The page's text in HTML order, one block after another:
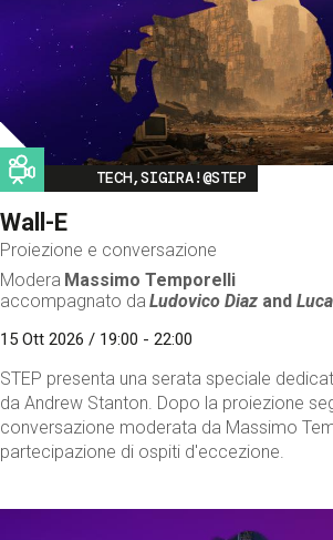
Image
TECH,SIGIRA!@STEP
Wall-E
Proiezione e conversazione
Modera Massimo Temporelli
accompagnato da Ludovico Diaz and
15 Ott 2026 / 19:00 - 22:00
STEP presenta una serata speciale
da Andrew Stanton. Dopo la proiezione
conversazione moderata da Massimo
partecipazione di ospiti d'eccezione.